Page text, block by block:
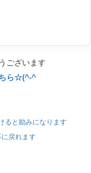
ございます
ちら☆(^-^
ると励みになります
戻れます